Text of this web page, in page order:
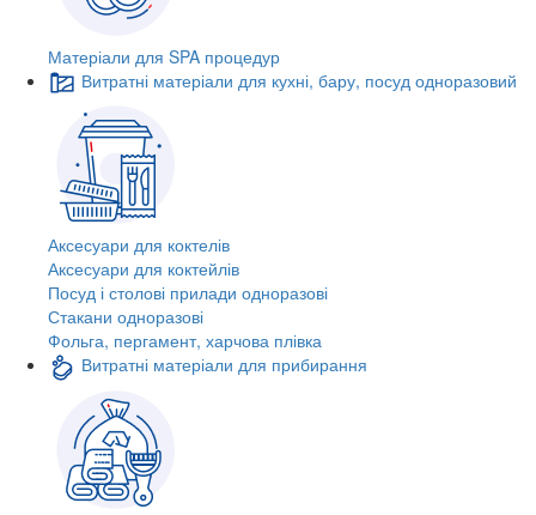
Матеріали для SPA процедур
Витратні матеріали для кухні, бару, посуд одноразовий
Аксесуари для коктелів
Аксесуари для коктейлів
Посуд і столові прилади одноразові
Стакани одноразові
Фольга, пергамент, харчова плівка
Витратні матеріали для прибирання